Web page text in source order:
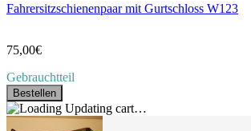
Fahrersitzschienenpaar mit Gurtschloss W123
75,00€
Gebrauchtteil
Bestellen
Updating cart…